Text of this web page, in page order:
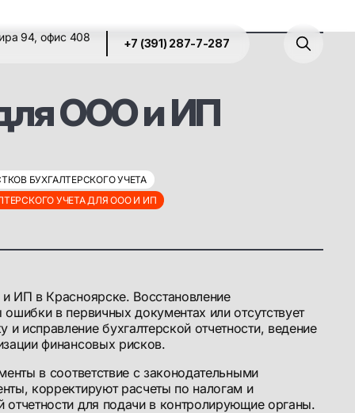
94, офис 408 +7 (391) 287-7-287
ООО и ИП
БУХГАЛТЕРСКОГО УЧЕТА
УЧЕТА ДЛЯ ООО И ИП
ИП в Красноярске. Восстановление
в первичных документах или отсутствует
исправление бухгалтерской отчетности, ведение
финансовых рисков.
в соответствие с законодательными
корректируют расчеты по налогам и
для подачи в контролирующие органы.